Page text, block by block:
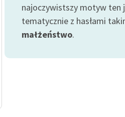
najoczywistszy motyw ten
tematycznie z hasłami
małżeństwo.